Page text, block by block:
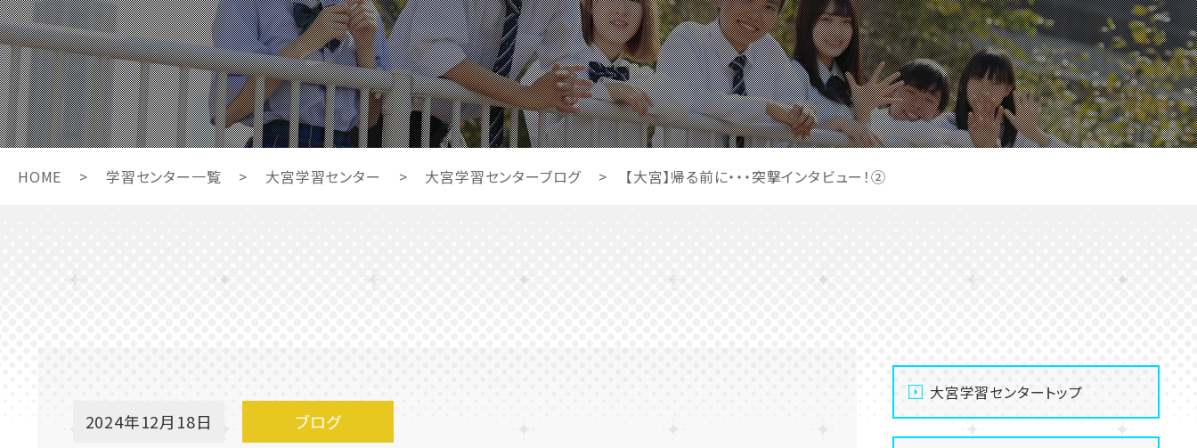
HOME > 学習センター一覧 > 大宮学習センター > 大宮学習センターブログ > 【大宮】帰る前に・・・突撃インタビュー！②
2024年12月18日 ブログ
大宮学習センタートップ